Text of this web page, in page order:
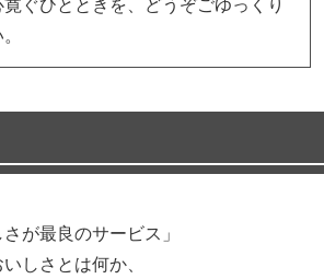
が最良のサービス」
しさとは何か、